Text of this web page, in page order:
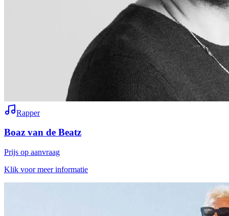
Rapper
Boaz van de Beatz
Prijs op aanvraag
Klik voor meer informatie